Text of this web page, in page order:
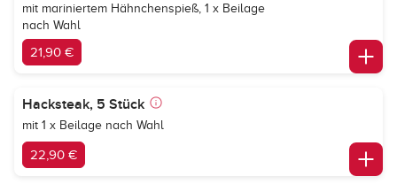
mit mariniertem Hähnchenspieß, 1 x Beilage
nach Wahl
21,90 €
Hacksteak, 5 Stück
mit 1 x Beilage nach Wahl
22,90 €